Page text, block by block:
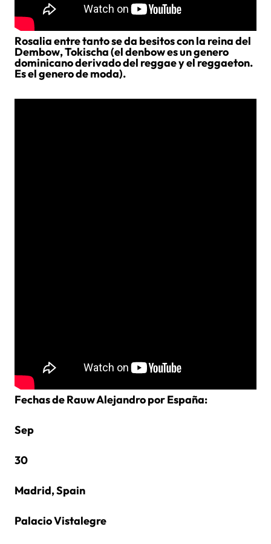
Rosalia entre tanto se da besitos con la reina del
Dembow, Tokischa (el denbow es un genero
dominicano derivado del reggae y el reggaeton.
Es el genero de moda).
Fechas de Rauw Alejandro por España:
Sep
30
Madrid, Spain
Palacio Vistalegre